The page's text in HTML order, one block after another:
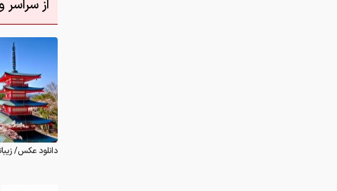
از سراسر
دانلود عکس/